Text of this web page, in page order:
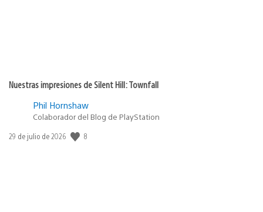
Nuestras impresiones de Silent Hill: Townfall
Phil Hornshaw
Colaborador del Blog de PlayStation
Fecha
29 de julio de 2026 8